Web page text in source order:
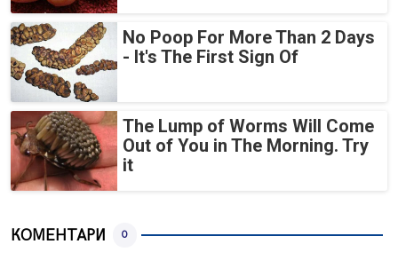
No Poop For More Than 2 Days
- It's The First Sign Of
The Lump of Worms Will Come
Out of You in The Morning. Try
it
КОМЕНТАРИ 0